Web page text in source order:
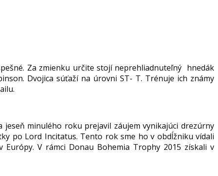
Za zmienku určite stojí neprehliadnuteľný hnedák
Dvojica súťaží na úrovni ST- T. Trénuje ich známy
jeseň minulého roku prejavil záujem vynikajúci drezúrny
po Lord Incitatus. Tento rok sme ho v obdĺžniku vídali
V rámci Donau Bohemia Trophy 2015 získali v